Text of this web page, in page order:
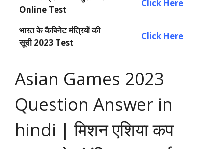
Online Test
Click Here
भारत के कैबिनेट मंत्रियों की
सूची 2023 Test
Click Here
Asian Games 2023
Question Answer in
hindi | मिशन एशिया कप